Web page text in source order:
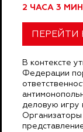
2 ЧАСА 3
В контексте
Федерации
деловую игру
Организаторы